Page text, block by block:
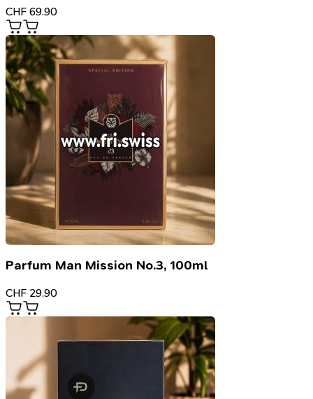
CHF 69.90
Parfum Man Mission No.3, 100ml
CHF 29.90